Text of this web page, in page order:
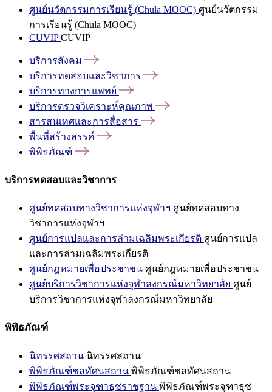
ศูนย์นวัตกรรมการเรียนรู้ (Chula MOOC) ศูนย์นวัตกรรม
การเรียนรู้ (Chula MOOC)
CUVIPCUVIP
บริการสังคม
บริการทดสอบและวิชาการ
บริการทางการแพทย์
บริการตรวจวิเคราะห์คุณภาพ
สารสนเทศและการสื่อสาร
พื้นที่สร้างสรรค์
พิพิธภัณฑ์
บริการทดสอบและวิชาการ
ศูนย์ทดสอบทางวิชาการแห่งจุฬาฯ ศูนย์ทดสอบทาง
วิชาการแห่งจุฬาฯ
ศูนย์การแปลและการล่ามเฉลิมพระเกียรติ ศูนย์การแปล
และการล่ามเฉลิมพระเกียรติ
ศูนย์กฎหมายเพื่อประชาชน ศูนย์กฎหมายเพื่อประชาชน
ศูนย์บริการวิชาการแห่งจุฬาลงกรณ์มหาวิทยาลัย ศูนย์
บริการวิชาการแห่งจุฬาลงกรณ์มหาวิทยาลัย
พิพิธภัณฑ์
นิทรรศสถาน นิทรรศสถาน
พิพิธภัณฑ์ชลทัศนสถาน พิพิธภัณฑ์ชลทัศนสถาน
พิพิธภัณฑ์พระจุฑาธุชราชฐาน พิพิธภัณฑ์พระจุฑาธุช